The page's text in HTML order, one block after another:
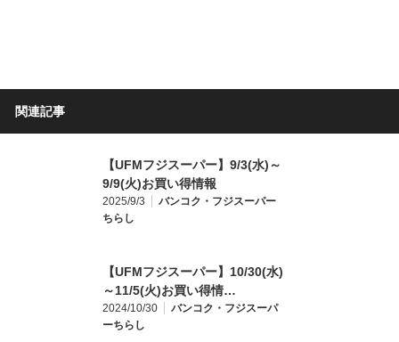
関連記事
【UFMフジスーパー】9/3(水)～
9/9(火)お買い得情報
2025/9/3
バンコク・フジスーパー
ちらし
【UFMフジスーパー】10/30(水)
～11/5(火)お買い得情…
2024/10/30
バンコク・フジスーパ
ーちらし